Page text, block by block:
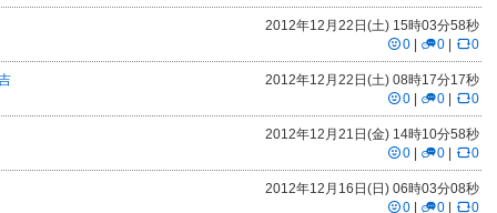
2012年12月22日(土) 15時03分58秒
0
0 0
2012年12月22日(土) 08時17分17秒
0
0 0
2012年12月21日(金) 14時10分58秒
0
0 0
2012年12月16日(日) 06時03分08秒
0
0 0